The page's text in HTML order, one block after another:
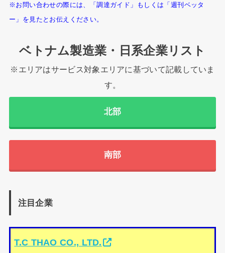
※お問い合わせの際には、「調達ガイド」もしくは「週刊ベッタ
ー」を見たとお伝えください。
ベトナム製造業・日系企業リスト
※エリアはサービス対象エリアに基づいて記載していま
す。
北部
南部
注目企業
T.C THAO CO., LTD.